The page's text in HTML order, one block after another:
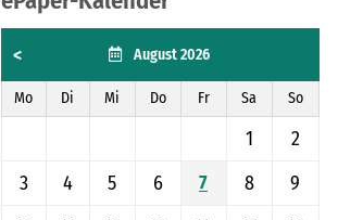
< August 2026
Mo Di Mi Do Fr Sa So
1
2
3
4 5 6 7 8
9